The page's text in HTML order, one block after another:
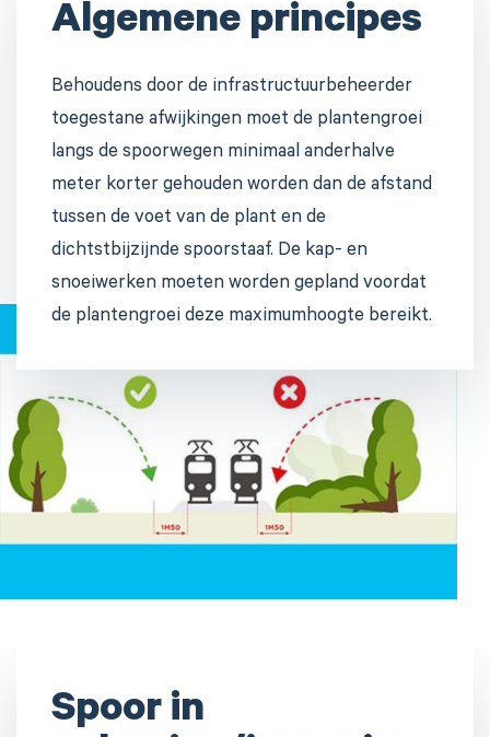
Algemene principes
Behoudens door de infrastructuurbeheerder
toegestane afwijkingen moet de plantengroei
langs de spoorwegen minimaal anderhalve
meter korter gehouden worden dan de afstand
tussen de voet van de plant en de
dichtstbijzijnde spoorstaaf. De kap- en
snoeiwerken moeten worden gepland voordat
de plantengroei deze maximumhoogte bereikt.
Spoor in